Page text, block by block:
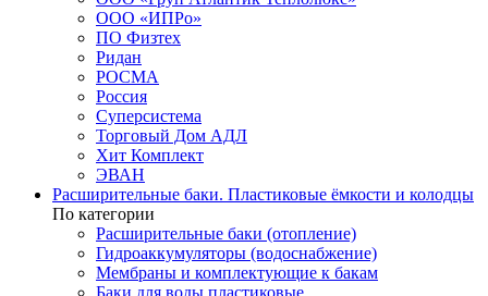
ООО «ИПРо»
ПО Физтех
Ридан
РОСМА
Россия
Суперсистема
Торговый Дом АДЛ
Хит Комплект
ЭВАН
Расширительные баки. Пластиковые ёмкости и колодцы
По категории
Расширительные баки (отопление)
Гидроаккумуляторы (водоснабжение)
Мембраны и комплектующие к бакам
Баки для воды пластиковые